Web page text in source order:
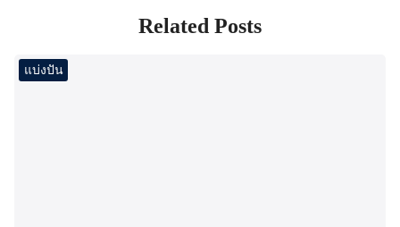
Related Posts
แบ่งปัน